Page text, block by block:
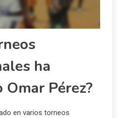
ha
Pérez?
en varios torneos